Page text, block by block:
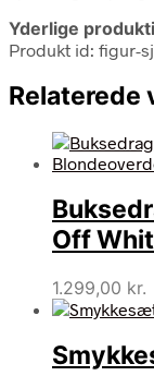
Yderlige
Produkt id: figur-
Relaterede
Off
1.299,00 kr.